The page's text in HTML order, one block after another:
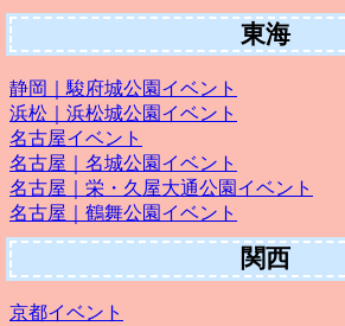
東海
静岡｜駿府城公園イベント
浜松｜浜松城公園イベント
名古屋イベント
名古屋｜名城公園イベント
名古屋｜栄・久屋大通公園イベント
名古屋｜鶴舞公園イベント
関西
京都イベント